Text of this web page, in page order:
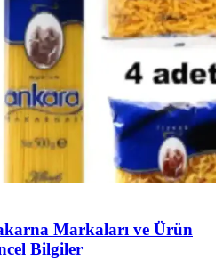
Markaları ve Ürün
Bilgiler